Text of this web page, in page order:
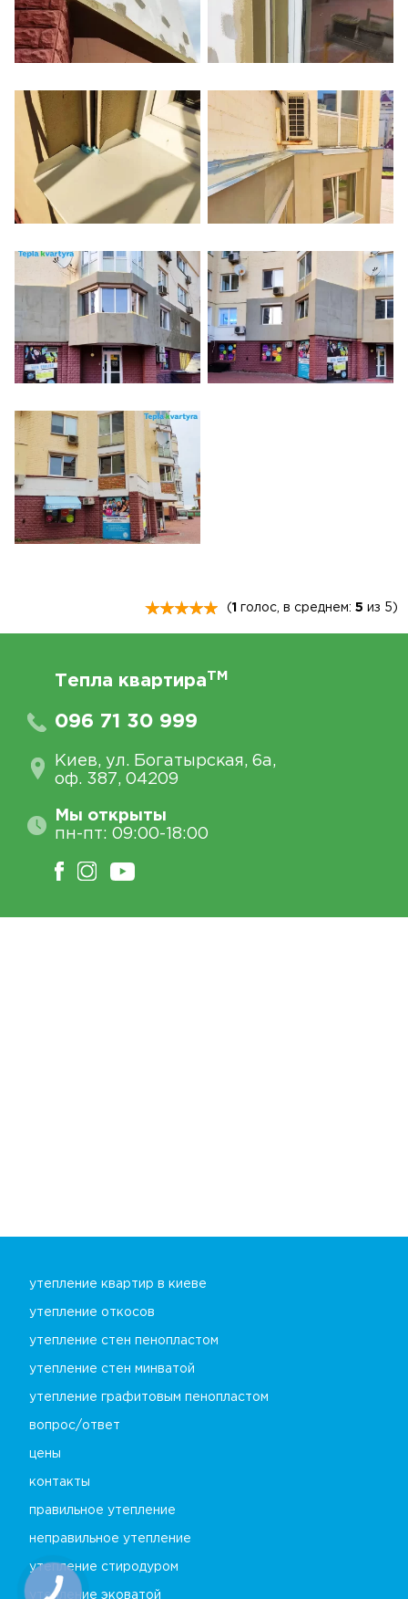
( 1 голос, в среднем: 5 из 5)
утепление квартир в киеве
утепление откосов
утепление стен пенопластом
утепление стен минватой
утепление графитовым пенопластом
вопрос/ответ
цены
контакты
правильное утепление
неправильное утепление
утепление стиродуром
утепление эковатой
Тепла квартираTM
096 71 30 999
Киев, ул. Богатырская, 6а,
оф. 387, 04209
Мы открыты
пн-пт: 09:00-18:00